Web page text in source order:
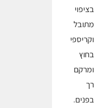
בציפוי
מתובל
וקריספי
בחוץ
ומרקם
רך
בפנים.